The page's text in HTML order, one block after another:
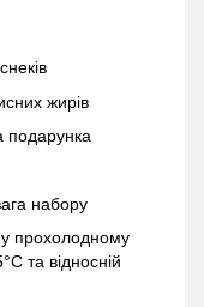
жирів
подарунка
набору
прохолодному
та відносній